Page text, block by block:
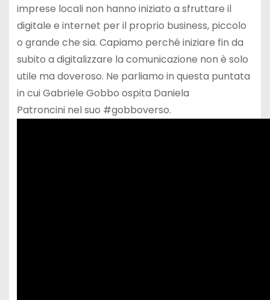
imprese locali non hanno iniziato a sfruttare il
digitale e internet per il proprio business, piccolo
o grande che sia. Capiamo perché iniziare fin da
subito a digitalizzare la comunicazione non è solo
utile ma doveroso. Ne parliamo in questa puntata
in cui Gabriele Gobbo ospita Daniela
Patroncini nel suo #gobboverso.